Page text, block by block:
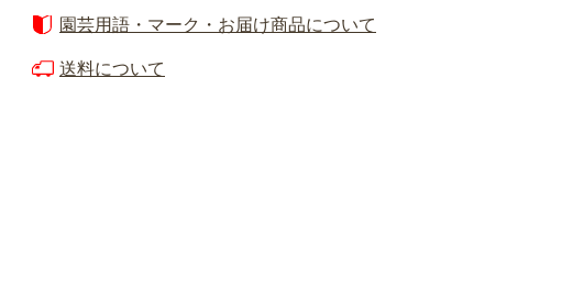
園芸用語・マーク・お届け商品について
送料について